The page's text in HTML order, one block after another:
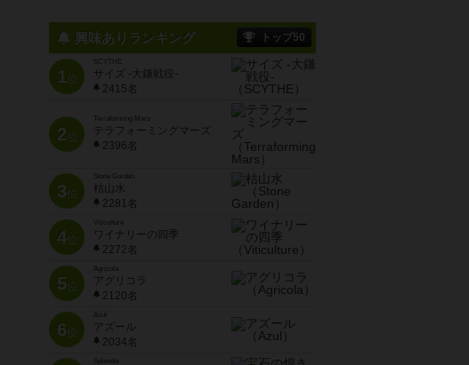
興味ありランキング トップ50
1位
SCYTHE
サイズ -大鎌戦役-
2415名
2位
Terraforming Mars
テラフォーミングマーズ
2396名
3位
Stone Garden
枯山水
2281名
4位
Viticulture
ワイナリーの四季
2272名
5位
Agricola
アグリコラ
2120名
6位
Azul
アズール
2034名